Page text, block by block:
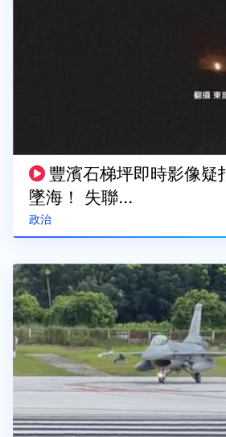
政治
豐濱石梯坪即時影像疑
墜海！ 失聯...